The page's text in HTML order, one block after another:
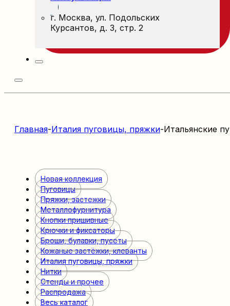
г. Москва, ул. Подольских
Курсантов, д. 3, стр. 2
Главная-Италия пуговицы, пряжки-Итальянские
Новая коллекция
Пуговицы
Пряжки, застежки
Металлофурнитура
Кнопки пришивные
Крючки и фиксаторы
Броши, булавки, пусеты
Кожаные застёжки, клеванты
Италия пуговицы, пряжки
Нитки
Стенды и прочее
Распродажа
Весь каталог